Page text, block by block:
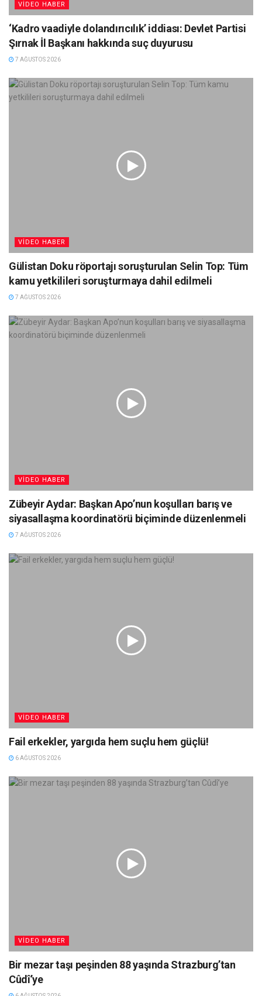
VIDEO HABER
‘Kadro vaadiyle dolandırıcılık’ iddiası: Devlet Partisi
Şırnak İl Başkanı hakkında suç duyurusu
7 AĞUSTOS 2026
VIDEO HABER
Gülistan Doku röportajı soruşturulan Selin Top: Tüm
kamu yetkilileri soruşturmaya dahil edilmeli
7 AĞUSTOS 2026
VIDEO HABER
Zübeyir Aydar: Başkan Apo’nun koşulları barış ve
siyasallaşma koordinatörü biçiminde düzenlenmeli
7 AĞUSTOS 2026
VIDEO HABER
Fail erkekler, yargıda hem suçlu hem güçlü!
6 AĞUSTOS 2026
VIDEO HABER
Bir mezar taşı peşinden 88 yaşında Strazburg’tan
Cûdî’ye